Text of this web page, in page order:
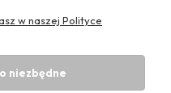
w naszej Polityce
niezbędne